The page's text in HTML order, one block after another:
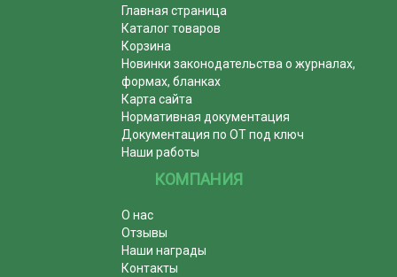
Главная страница
Каталог товаров
Корзина
Новинки законодательства о журналах,
формах, бланках
Карта сайта
Нормативная документация
Документация по ОТ под ключ
Наши работы
КОМПАНИЯ
О нас
Отзывы
Наши награды
Контакты